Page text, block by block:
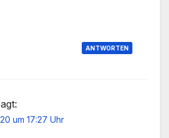
ANTWORTEN
um 17:27 Uhr